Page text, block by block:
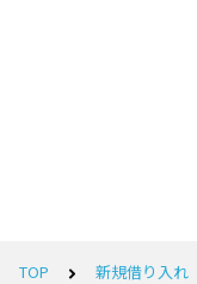
TOP 新規借り入れ